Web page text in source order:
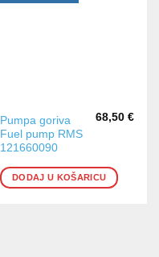
Pumpa goriva
Fuel pump RMS
121660090
68,50 €
DODAJ U KOŠARICU